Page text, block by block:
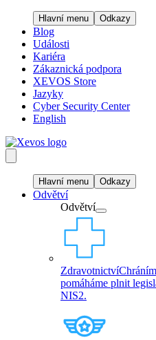
Hlavní menu Odkazy
Blog
Události
Kariéra
Zákaznická podpora
XEVOS Store
Jazyky
Cyber Security Center
English
Hlavní menu Odkazy
Odvětví
Odvětví
Zdravotnictví
pomáháme plnit
NIS2.